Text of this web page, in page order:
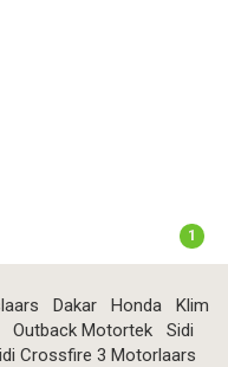
1
Dakar Honda
Klim
Outback Motortek
Sidi
Crossfire 3 Motorlaars